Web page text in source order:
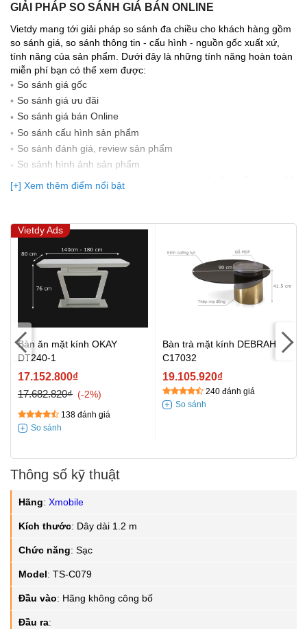
GIẢI PHÁP SO SÁNH GIÁ BÁN ONLINE
Vietdy mang tới giải pháp so sánh đa chiều cho khách hàng gồm
so sánh giá, so sánh thông tin - cấu hình - nguồn gốc xuất xứ,
tính năng của sản phẩm. Dưới đây là những tính năng hoàn toàn
miễn phí bạn có thể xem được:
So sánh giá gốc
So sánh giá ưu đãi
So sánh giá bán Online
So sánh cấu hình sản phẩm
So sánh đánh giá, review sản phẩm
So sảnh hình ảnh sản phẩm
(Bạn đang được xem so sánh giá, xem giá biến động Realtime 10
lần cập nhật gần nhất)
[+] Xem thêm điểm nổi bật
Vietdy Ads
Bàn ăn mặt kính OKAY
DT240-1
17.152.800₫
17.682.820₫
-2%
138 đánh giá
Bàn trà mặt kính DEBRAH
C17032
19.105.920₫
240 đánh giá
Thông số kỹ thuật
Hãng: Xmobile
Kích thước: Dây dài 1.2 m
Chức năng: Sạc
Model: TS-C079
Đầu vào: Hãng không công bố
Đầu ra: